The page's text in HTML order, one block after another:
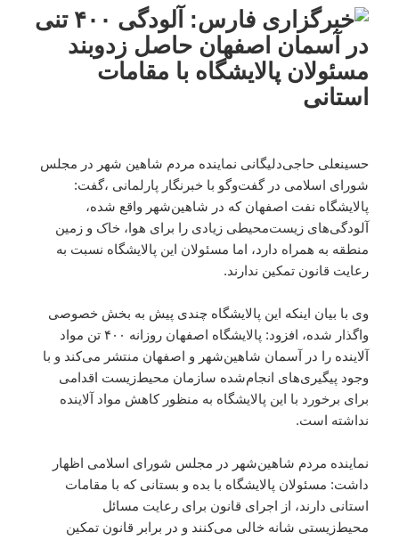
حسینعلی حاجی‌دلیگانی نماینده مردم شاهین شهر در مجلس
شورای اسلامی در گفت‌وگو با خبرنگار پارلمانی ،‌گفت:
پالایشگاه نفت اصفهان که در شاهین‌شهر واقع شده،
آلودگی‌های زیست‌محیطی زیادی را برای هوا، خاک و زمین
منطقه به همراه دارد، اما مسئولان این پالایشگاه نسبت به
رعایت قانون تمکین ندارند.
وی با بیان اینکه این پالایشگاه چندی پیش به بخش خصوصی
واگذار شده، افزود: پالایشگاه اصفهان روزانه ۴۰۰ تن مواد
آلاینده را در آسمان شاهین‌شهر و اصفهان منتشر می‌کند و با
وجود پیگیری‌های انجام‌شده سازمان محیط‌زیست اقدامی
برای برخورد با این پالایشگاه به منظور کاهش مواد آلاینده
نداشته است.
نماینده مردم شاهین‌شهر در مجلس شورای اسلامی اظهار
داشت: مسئولان پالایشگاه با بده و بستانی که با مقامات
استانی دارند، از اجرای قانون برای رعایت مسائل
محیط‌زیستی شانه خالی می‌کنند و در برابر قانون تمکین